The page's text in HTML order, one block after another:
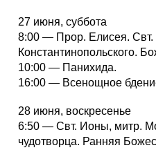
27 июня, суббота
8:00 — Прор. Елисея.
Константинопольского.
10:00 — Панихида.
16:00 — Всенощное
28 июня, воскресенье
6:50 — Свт. Ионы, митр.
чудотворца. Ранняя